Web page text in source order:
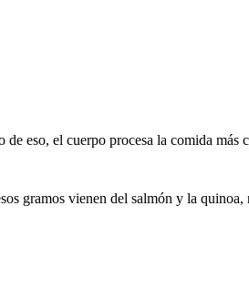
eso, el cuerpo procesa la comida
gramos vienen del salmón y la